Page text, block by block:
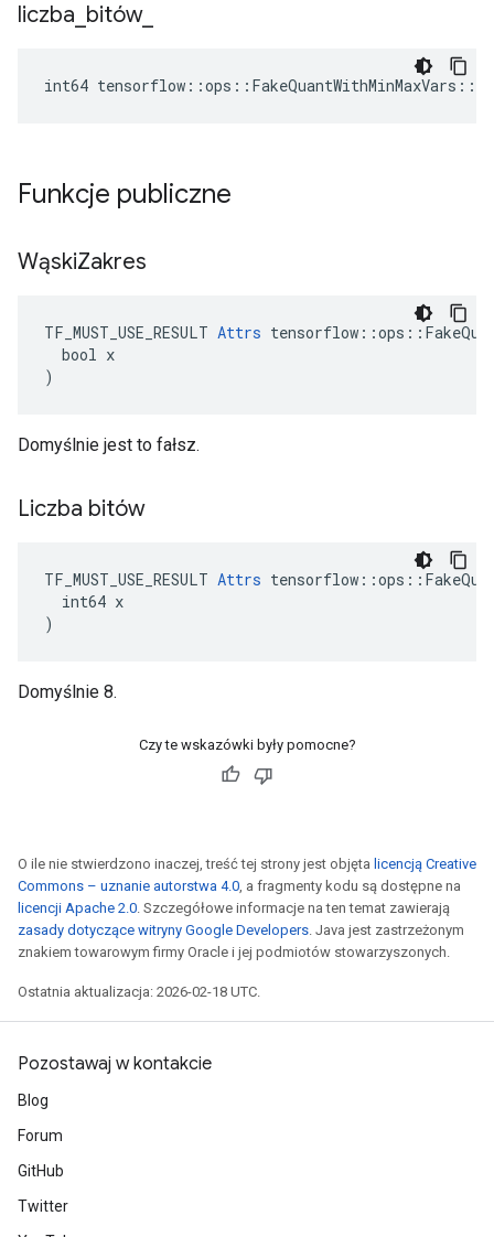
liczba bitów_
int64
Funkcje publiczne
WąskiZakres
TF_MUST_USE_RESULT Attrs
  bool x
)
Domyślnie jest to fałsz.
Liczba bitów
TF_MUST_USE_RESULT Attrs
  int64 x
)
Domyślnie 8.
Czy te wskazówki były pomocne?
O ile nie stwierdzono inaczej, treść tej strony jest objęta licencją Creative
Commons – uznanie autorstwa 4.0, a fragmenty kodu są dostępne na
licencji Apache 2.0. Szczegółowe informacje na ten temat zawierają
zasady dotyczące witryny Google Developers. Java jest zastrzeżonym
znakiem towarowym firmy Oracle i jej podmiotów stowarzyszonych.
Ostatnia aktualizacja: 2026-02-18 UTC.
Pozostawaj w kontakcie
Blog
Forum
GitHub
Twitter